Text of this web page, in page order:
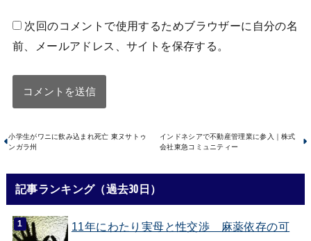
次回のコメントで使用するためブラウザーに自分の名
前、メールアドレス、サイトを保存する。
小学生がワニに飲み込まれ死亡 東ヌサトゥ
ンガラ州
インドネシアで不動産管理業に参入｜株式
会社東急コミュニティー
記事ランキング（過去30日）
11年にわたり実母と性交渉 麻薬依存の可